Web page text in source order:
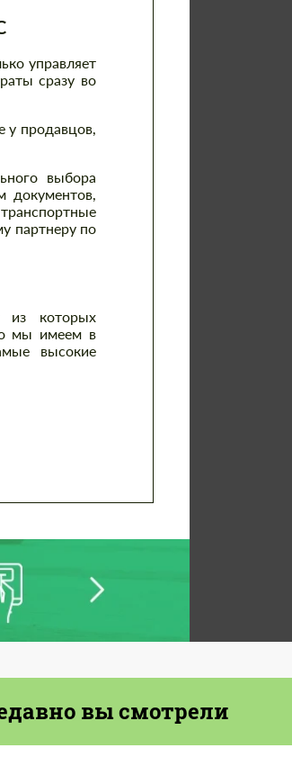
управляет
сразу во
у продавцов,
выбора
документов,
партнеру по
из которых
мы имеем в
высокие
вы смотрели